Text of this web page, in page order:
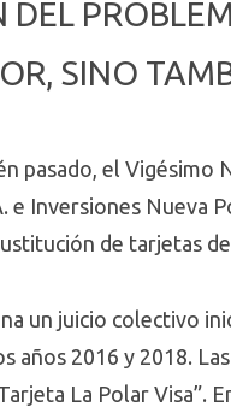
DEL
SINO
pasado, el Vigésimo
e Inversiones Nueva
de tarjetas
un juicio colectivo
años 2016 y 2018.
La Polar Visa”.